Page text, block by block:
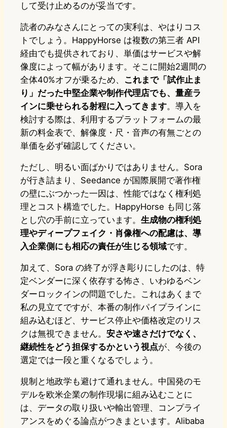
して受け止めるのが妥当です。
読者のみなさんにとっての実利は、やはりコス
トでしょう。HappyHorse は複数の第三者 API
経由でも提供されており、単価はサービスや解
像度によって幅があります。そこに開始2週間の
全体40%オフが乗るため、 これまで「試作止ま
り」だった中堅企業や制作代理店でも、量産ラ
インに乗せられる射程に入ってきます。導入を
検討する際は、利用するプラットフォームの最
新の料金表で、解像度・尺・音声の有無ごとの
単価を必ず確認してください。
ただし、明るい面ばかりではありません。Sora
が行き詰まり、Seedance が国際展開で著作権
の壁にぶつかった一因は、性能ではなく権利処
理とコスト構造でした。HappyHorse も同じ落
とし穴の手前に立っています。 生成物の権利処
理やディープフェイク・肖像権への配慮は、導
入企業側にも相応の責任が生じる領域です。
加えて、Sora の終了が浮き彫りにしたのは、特
定ベンダーに深く依存する怖さ、いわゆるベン
ダーロックインの問題でした。これはあくまで
私の見立てですが、本番の制作パイプラインに
組み込むほど、サービス停止や価格改定のリス
クは無視できません。 安さや速さだけでなく、
継続性をどう担保するかという視点が、今後の
選定では一段と重くなるでしょう。
規制と地政学も避けて通れません。中国発のモ
デルを欧米企業の制作現場に組み込むことに
は、データの取り扱いや輸出管理、コンプライ
アンスをめぐる論点がつきまといます。Alibaba